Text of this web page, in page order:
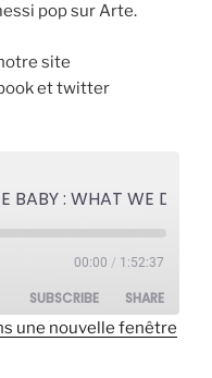
pop sur Arte.
site
et twitter
00:00 / 1:52:37
SUBSCRIBE SHARE
une nouvelle fenêtre